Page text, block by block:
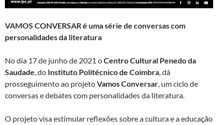
VAMOS CONVERSAR é uma série de conversas com
personalidades da literatura
No dia 17 de junho de 2021 oCentro Cultural Penedo da
Saudade, do Instituto Politécnico de Coimbra, dá
prosseguimento ao projetoVamos Conversar, um ciclo de
conversas e debates com personalidades da literatura.
O projeto visa estimular reflexões sobre a cultura e a educação